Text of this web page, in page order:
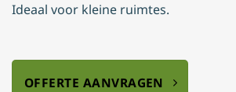
Ideaal voor kleine ruimtes.
OFFERTE AANVRAGEN